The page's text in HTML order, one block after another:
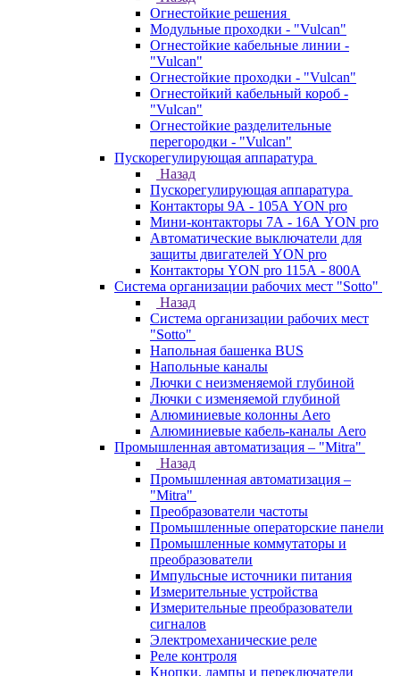
Огнестойкие решения
Модульные проходки - "Vulcan"
Огнестойкие кабельные линии -
"Vulcan"
Огнестойкие проходки - "Vulcan"
Огнестойкий кабельный короб -
"Vulcan"
Огнестойкие разделительные
перегородки - "Vulcan"
Пускорегулирующая аппаратура
Назад
Пускорегулирующая аппаратура
Контакторы 9А - 105А YON pro
Мини-контакторы 7А - 16А YON pro
Автоматические выключатели для
защиты двигателей YON pro
Контакторы YON pro 115А - 800А
Система организации рабочих мест "Sotto"
Назад
Система организации рабочих мест
"Sotto"
Напольная башенка BUS
Напольные каналы
Лючки с неизменяемой глубиной
Лючки с изменяемой глубиной
Алюминиевые колонны Aero
Алюминиевые кабель-каналы Aero
Промышленная автоматизация – "Mitra"
Назад
Промышленная автоматизация –
"Mitra"
Преобразователи частоты
Промышленные операторские панели
Промышленные коммутаторы и
преобразователи
Импульсные источники питания
Измерительные устройства
Измерительные преобразователи
сигналов
Электромеханические реле
Реле контроля
Кнопки, лампы и переключатели